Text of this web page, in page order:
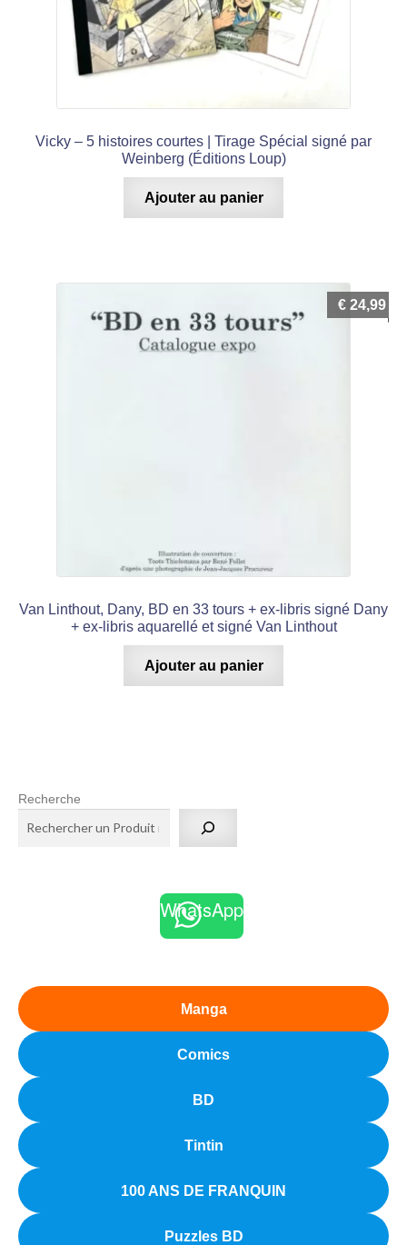
Vicky – 5 histoires courtes | Tirage Spécial signé par
Weinberg (Éditions Loup)
Ajouter au panier
Van Linthout, Dany, BD en 33 tours + ex-libris signé Dany
+ ex-libris aquarellé et signé Van Linthout
€ 24,99
Ajouter au panier
Recherche
WhatsApp
Manga
Comics
BD
Tintin
100 ANS DE FRANQUIN
Puzzles BD